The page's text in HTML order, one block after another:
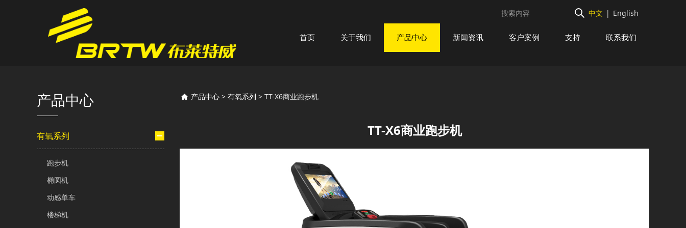
中文 | English
首页 关于我们 产品中心 新闻资讯 客户案例 支持 联系我们
产品中心
有氧系列
跑步机
椭圆机
动感单车
楼梯机
TT-X6商业跑步机
产品中心 > 有氧系列 > TT-X6商业跑步机
TT-X6商业跑步机